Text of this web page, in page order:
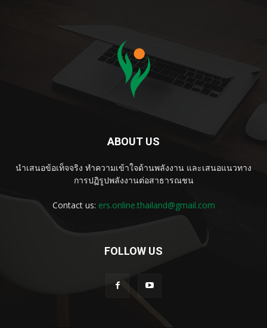
ABOUT US
นำเสนอข้อเท็จจริง ทำความเข้าใจด้านพลังงาน และเสนอแนวทาง
การปฏิรูปพลังงานต่อสาธารณชน
Contact us: ers.online.thailand@gmail.com
FOLLOW US